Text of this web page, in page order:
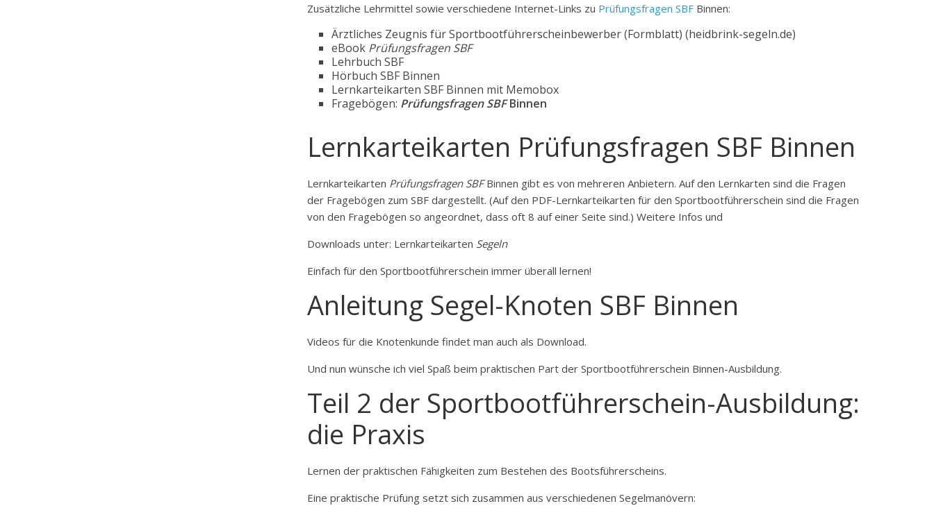
Zusätzliche Lehrmittel sowie verschiedene Internet-Links zu Prüfungsfragen SBF Binnen:
Ärztliches Zeugnis für Sportbootführerscheinbewerber (Formblatt) (heidbrink-segeln.de)
eBook Prüfungsfragen SBF
Lehrbuch SBF
Hörbuch SBF Binnen
Lernkarteikarten SBF Binnen mit Memobox
Fragebögen: Prüfungsfragen SBFBinnen
Lernkarteikarten Prüfungsfragen SBF Binnen
Lernkarteikarten Prüfungsfragen SBFBinnen gibt es von mehreren Anbietern. Auf den Lernkarten sind die Fragen
der Fragebögen zum SBF dargestellt. (Auf den PDF-Lernkarteikarten für den Sportbootführerschein sind die Fragen
von den Fragebögen so angeordnet, dass oft 8 auf einer Seite sind.) Weitere Infos und
Downloads unter: Lernkarteikarten Segeln
Einfach für den Sportbootführerschein immer überall lernen!
Anleitung Segel-Knoten SBF Binnen
Videos für die Knotenkunde findet man auch als Download.
Und nun wünsche ich viel Spaß beim praktischen Part der Sportbootführerschein Binnen-Ausbildung.
Teil 2 der Sportbootführerschein-Ausbildung:
die Praxis
Lernen der praktischen Fähigkeiten zum Bestehen des Bootsführerscheins.
Eine praktische Prüfung setzt sich zusammen aus verschiedenen Segelmanövern: